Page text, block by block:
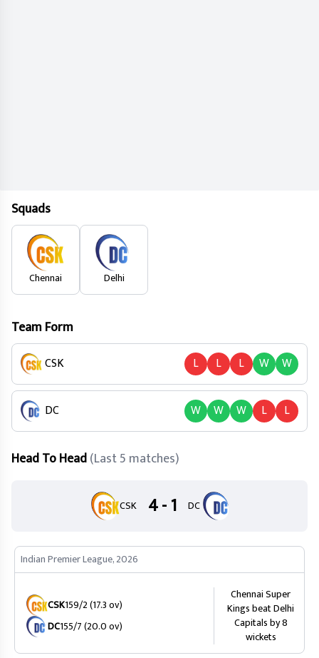
Squads
Chennai Delhi
Team Form
CSK L L L W W
DC W W W L L
Head To Head(Last 5 matches)
CSK 4 - 1 DC
Indian Premier League, 2026
CSK159/2 (17.3 ov)
DC155/7 (20.0 ov)
Chennai Super
Kings beat Delhi
Capitals by 8
wickets